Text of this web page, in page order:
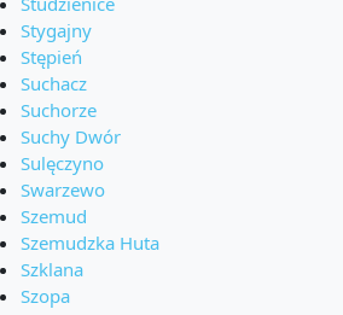
Stygajny
Stępień
Suchacz
Suchorze
Suchy Dwór
Sulęczyno
Swarzewo
Szemud
Szemudzka Huta
Szklana
Szopa